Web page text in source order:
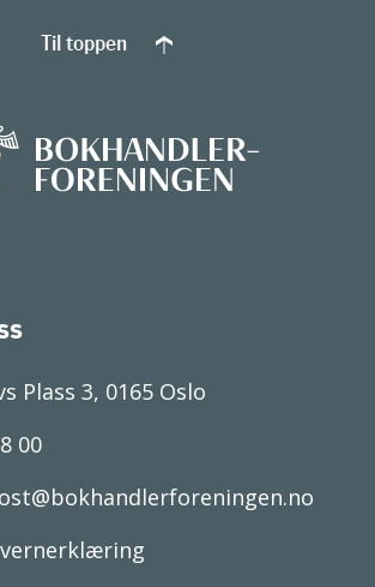
Plass 3, 0165 Oslo
00
Til toppen